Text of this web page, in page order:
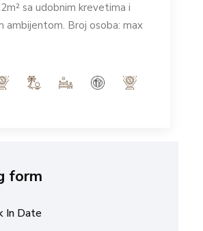
form
In Date
sa udobnim krevetima i
ambijentom. Broj osoba: max